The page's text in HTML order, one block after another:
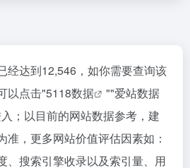
经达到12,546，如你需要查询该
以点击"5118数据 ""爱站数据
；以目前的网站数据参考，建
准，更多网站价值评估因素如：
、搜索引擎收录以及索引量、用